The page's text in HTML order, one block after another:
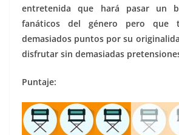
entretenida que hará pasar un
fanáticos del género pero que
demasiados puntos por su
disfrutar sin demasiadas
Puntaje: